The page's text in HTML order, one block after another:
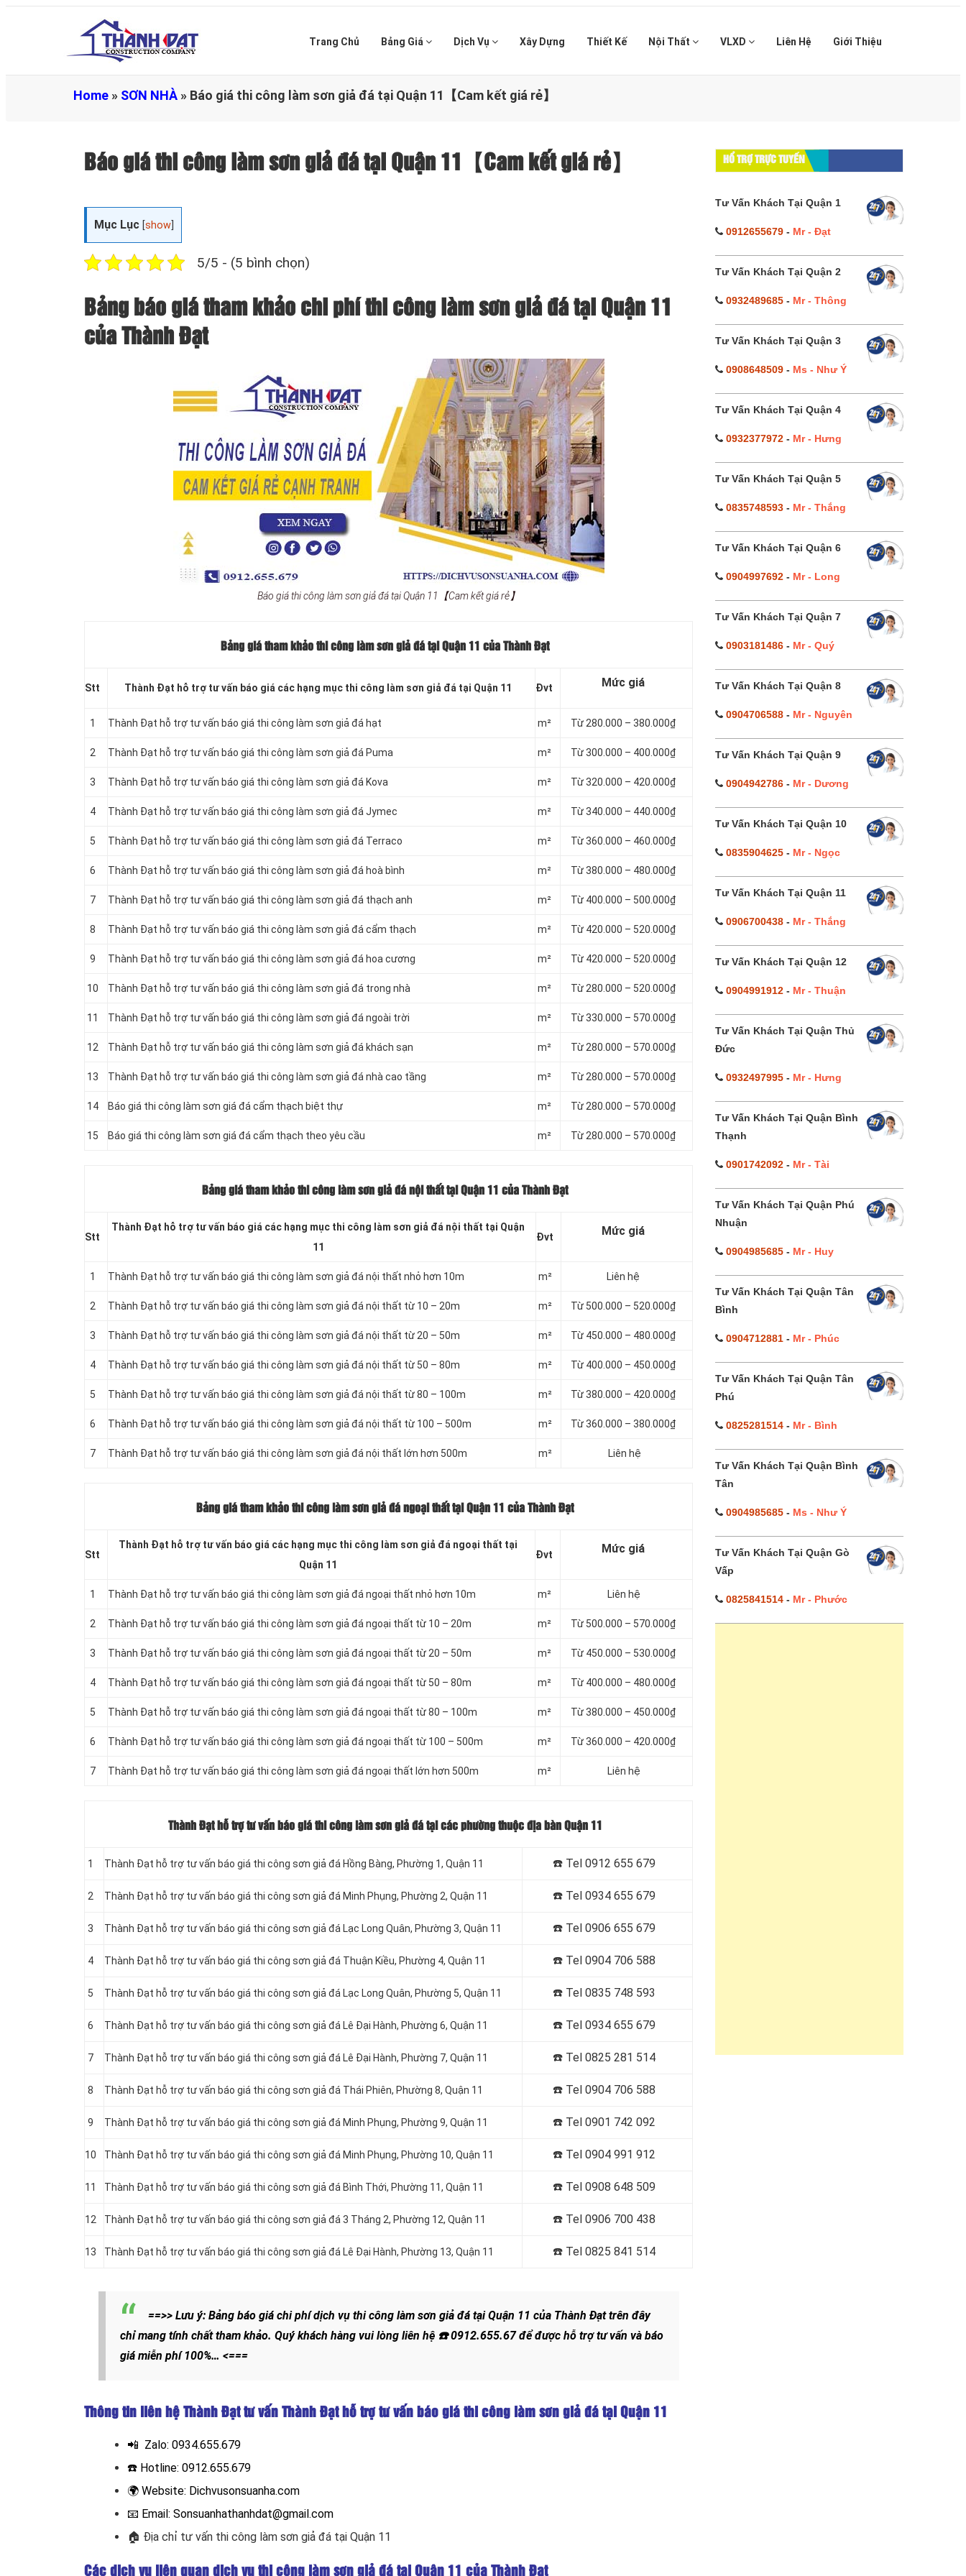
Trang Chủ Bảng Giá Dịch Vụ Xây Dựng Thiết Kế Nội Thất VLXD Liên Hệ Giới Thiệu
Home » SƠN NHÀ » Báo giá thi công làm sơn giả đá tại Quận 11【Cam kết giá rẻ】
Báo giá thi công làm sơn giả đá tại Quận 11【Cam kết giá rẻ】
Mục Lục [show
5/5 - (5 bình chọn)
Bảng báo giá tham khảo chi phí thi công làm sơn giả đá tại Quận 11
của Thành Đạt
Báo giá thi công làm sơn giả đá tại Quận 11【Cam kết giá rẻ】
Bảng giá tham khảo thi công làm sơn giả đá tại Quận 11 của Thành Đạt
Stt Thành Đạt hỗ trợ tư vấn báo giá các hạng mục thi công làm sơn giả đá tại Quận 11 Đvt Mức giá
1 Thành Đạt hỗ trợ tư vấn báo giá thi công làm sơn giả đá hạt m² Từ 280.000 – 380.000₫
2 Thành Đạt hỗ trợ tư vấn báo giá thi công làm sơn giả đá Puma m² Từ 300.000 – 400.000₫
3 Thành Đạt hỗ trợ tư vấn báo giá thi công làm sơn giả đá Kova m² Từ 320.000 – 420.000₫
4 Thành Đạt hỗ trợ tư vấn báo giá thi công làm sơn giả đá Jymec m² Từ 340.000 – 440.000₫
5 Thành Đạt hỗ trợ tư vấn báo giá thi công làm sơn giả đá Terraco m² Từ 360.000 – 460.000₫
6 Thành Đạt hỗ trợ tư vấn báo giá thi công làm sơn giả đá hoà bình m² Từ 380.000 – 480.000₫
7 Thành Đạt hỗ trợ tư vấn báo giá thi công làm sơn giả đá thạch anh m² Từ 400.000 – 500.000₫
8 Thành Đạt hỗ trợ tư vấn báo giá thi công làm sơn giả đá cẩm thạch m² Từ 420.000 – 520.000₫
9 Thành Đạt hỗ trợ tư vấn báo giá thi công làm sơn giả đá hoa cương m² Từ 420.000 – 520.000₫
10 Thành Đạt hỗ trợ tư vấn báo giá thi công làm sơn giả đá trong nhà m² Từ 280.000 – 520.000₫
11 Thành Đạt hỗ trợ tư vấn báo giá thi công làm sơn giả đá ngoài trời m² Từ 330.000 – 570.000₫
12 Thành Đạt hỗ trợ tư vấn báo giá thi công làm sơn giả đá khách sạn m² Từ 280.000 – 570.000₫
13 Thành Đạt hỗ trợ tư vấn báo giá thi công làm sơn giả đá nhà cao tầng m² Từ 280.000 – 570.000₫
14 Báo giá thi công làm sơn giá đá cẩm thạch biệt thự m² Từ 280.000 – 570.000₫
15 Báo giá thi công làm sơn giá đá cẩm thạch theo yêu cầu m² Từ 280.000 – 570.000₫
Bảng giá tham khảo thi công làm sơn giả đá nội thất tại Quận 11 của Thành Đạt
Stt
Thành Đạt hỗ trợ tư vấn báo giá các hạng mục thi công làm sơn giả đá nội thất tại Quận
11
Đvt Mức giá
1 Thành Đạt hỗ trợ tư vấn báo giá thi công làm sơn giả đá nội thất nhỏ hơn 10m m² Liên hệ
2 Thành Đạt hỗ trợ tư vấn báo giá thi công làm sơn giả đá nội thất từ 10 – 20m m² Từ 500.000 – 520.000₫
3 Thành Đạt hỗ trợ tư vấn báo giá thi công làm sơn giả đá nội thất từ 20 – 50m m² Từ 450.000 – 480.000₫
4 Thành Đạt hỗ trợ tư vấn báo giá thi công làm sơn giả đá nội thất từ 50 – 80m m² Từ 400.000 – 450.000₫
5 Thành Đạt hỗ trợ tư vấn báo giá thi công làm sơn giả đá nội thất từ 80 – 100m m² Từ 380.000 – 420.000₫
6 Thành Đạt hỗ trợ tư vấn báo giá thi công làm sơn giả đá nội thất từ 100 – 500m m² Từ 360.000 – 380.000₫
7 Thành Đạt hỗ trợ tư vấn báo giá thi công làm sơn giả đá nội thất lớn hơn 500m m² Liên hệ
Bảng giá tham khảo thi công làm sơn giả đá ngoại thất tại Quận 11 của Thành Đạt
Stt
Thành Đạt hỗ trợ tư vấn báo giá các hạng mục thi công làm sơn giả đá ngoại thất tại
Quận 11
Đvt Mức giá
1 Thành Đạt hỗ trợ tư vấn báo giá thi công làm sơn giả đá ngoại thất nhỏ hơn 10m m² Liên hệ
2 Thành Đạt hỗ trợ tư vấn báo giá thi công làm sơn giả đá ngoại thất từ 10 – 20m m² Từ 500.000 – 570.000₫
3 Thành Đạt hỗ trợ tư vấn báo giá thi công làm sơn giả đá ngoại thất từ 20 – 50m m² Từ 450.000 – 530.000₫
4 Thành Đạt hỗ trợ tư vấn báo giá thi công làm sơn giả đá ngoại thất từ 50 – 80m m² Từ 400.000 – 480.000₫
5 Thành Đạt hỗ trợ tư vấn báo giá thi công làm sơn giả đá ngoại thất từ 80 – 100m m² Từ 380.000 – 450.000₫
6 Thành Đạt hỗ trợ tư vấn báo giá thi công làm sơn giả đá ngoại thất từ 100 – 500m m² Từ 360.000 – 420.000₫
7 Thành Đạt hỗ trợ tư vấn báo giá thi công làm sơn giả đá ngoại thất lớn hơn 500m m² Liên hệ
Thành Đạt hỗ trợ tư vấn báo giá thi công làm sơn giả đá tại các phường thuộc địa bàn Quận 11
1 Thành Đạt hỗ trợ tư vấn báo giá thi công sơn giả đá Hồng Bàng, Phường 1, Quận 11 ☎️ Tel 0912 655 679
2 Thành Đạt hỗ trợ tư vấn báo giá thi công sơn giả đá Minh Phụng, Phường 2, Quận 11 ☎️ Tel 0934 655 679
3 Thành Đạt hỗ trợ tư vấn báo giá thi công sơn giả đá Lạc Long Quân, Phường 3, Quận 11 ☎️ Tel 0906 655 679
4 Thành Đạt hỗ trợ tư vấn báo giá thi công sơn giả đá Thuận Kiều, Phường 4, Quận 11 ☎️ Tel0904 706 588
5 Thành Đạt hỗ trợ tư vấn báo giá thi công sơn giả đá Lạc Long Quân, Phường 5, Quận 11 ☎️ Tel0835 748 593
6 Thành Đạt hỗ trợ tư vấn báo giá thi công sơn giả đá Lê Đại Hành, Phường 6, Quận 11 ☎️ Tel0934 655 679
7 Thành Đạt hỗ trợ tư vấn báo giá thi công sơn giả đá Lê Đại Hành, Phường 7, Quận 11 ☎️ Tel0825 281 514
8 Thành Đạt hỗ trợ tư vấn báo giá thi công sơn giả đá Thái Phiên, Phường 8, Quận 11 ☎️ Tel0904 706 588
9 Thành Đạt hỗ trợ tư vấn báo giá thi công sơn giả đá Minh Phụng, Phường 9, Quận 11 ☎️ Tel0901 742 092
10 Thành Đạt hỗ trợ tư vấn báo giá thi công sơn giả đá Minh Phụng, Phường 10, Quận 11 ☎️ Tel0904 991 912
11 Thành Đạt hỗ trợ tư vấn báo giá thi công sơn giả đá Bình Thới, Phường 11, Quận 11 ☎️ Tel0908 648 509
12 Thành Đạt hỗ trợ tư vấn báo giá thi công sơn giả đá 3 Tháng 2, Phường 12, Quận 11 ☎️ Tel0906 700 438
13 Thành Đạt hỗ trợ tư vấn báo giá thi công sơn giả đá Lê Đại Hành, Phường 13, Quận 11 ☎️ Tel0825 841 514
==>> Lưu ý: Bảng báo giá chi phí dịch vụ thi công làm sơn giả đá tại Quận 11 của Thành Đạt trên đây
chỉ mang tính chất tham khảo. Quý khách hàng vui lòng liên hệ ☎️0912.655.67để được hỗ trợ tư vấn và báo
giá miễn phí 100%… <===
Thông tin liên hệ Thành Đạt tư vấn Thành Đạt hỗ trợ tư vấn báo giá thi công làm sơn giả đá tại Quận 11
📲 Zalo: 0934.655.679
☎️ Hotline: 0912.655.679
🌍 Website: Dichvusonsuanha.com
📧 Email: Sonsuanhathanhdat@gmail.com
🏠 Địa chỉ tư vấn thi công làm sơn giả đá tại Quận 11
Các dịch vụ liên quan dịch vụ thi công làm sơn giả đá tại Quận 11 của Thành Đạt
HỔ TRỢ TRỰC TUYẾN
Tư Vấn Khách Tại Quận 1
0912655679- Mr - Đạt
Tư Vấn Khách Tại Quận 2
0932489685- Mr - Thông
Tư Vấn Khách Tại Quận 3
0908648509- Ms - Như Ý
Tư Vấn Khách Tại Quận 4
0932377972- Mr - Hưng
Tư Vấn Khách Tại Quận 5
0835748593- Mr - Thắng
Tư Vấn Khách Tại Quận 6
0904997692- Mr - Long
Tư Vấn Khách Tại Quận 7
0903181486- Mr - Quý
Tư Vấn Khách Tại Quận 8
0904706588- Mr - Nguyên
Tư Vấn Khách Tại Quận 9
0904942786- Mr - Dương
Tư Vấn Khách Tại Quận 10
0835904625- Mr - Ngọc
Tư Vấn Khách Tại Quận 11
0906700438- Mr - Thắng
Tư Vấn Khách Tại Quận 12
0904991912- Mr - Thuận
Tư Vấn Khách Tại Quận Thủ
Đức
0932497995- Mr - Hưng
Tư Vấn Khách Tại Quận Bình
Thạnh
0901742092- Mr - Tài
Tư Vấn Khách Tại Quận Phú
Nhuận
0904985685- Mr - Huy
Tư Vấn Khách Tại Quận Tân
Bình
0904712881- Mr - Phúc
Tư Vấn Khách Tại Quận Tân
Phú
0825281514- Mr - Bình
Tư Vấn Khách Tại Quận Bình
Tân
0904985685- Ms - Như Ý
Tư Vấn Khách Tại Quận Gò
Vấp
0825841514- Mr - Phước